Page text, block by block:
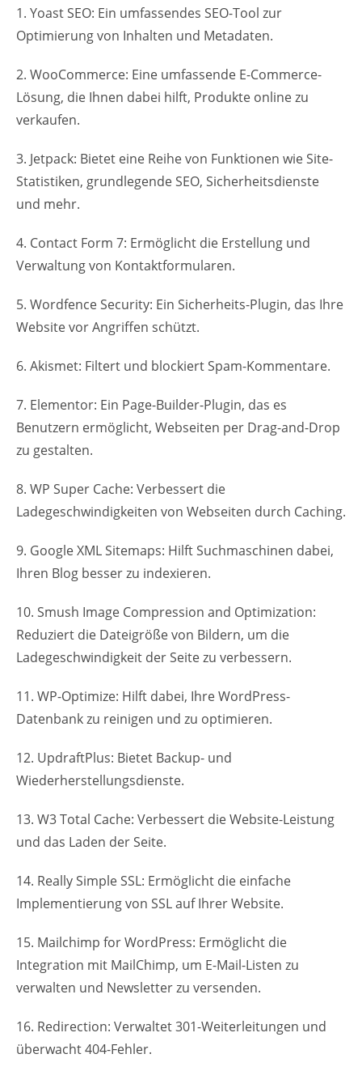
1. Yoast SEO: Ein umfassendes SEO-Tool zur
Optimierung von Inhalten und Metadaten.
2. WooCommerce: Eine umfassende E-Commerce-
Lösung, die Ihnen dabei hilft, Produkte online zu
verkaufen.
3. Jetpack: Bietet eine Reihe von Funktionen wie Site-
Statistiken, grundlegende SEO, Sicherheitsdienste
und mehr.
4. Contact Form 7: Ermöglicht die Erstellung und
Verwaltung von Kontaktformularen.
5. Wordfence Security: Ein Sicherheits-Plugin, das Ihre
Website vor Angriffen schützt.
6. Akismet: Filtert und blockiert Spam-Kommentare.
7. Elementor: Ein Page-Builder-Plugin, das es
Benutzern ermöglicht, Webseiten per Drag-and-Drop
zu gestalten.
8. WP Super Cache: Verbessert die
Ladegeschwindigkeiten von Webseiten durch Caching.
9. Google XML Sitemaps: Hilft Suchmaschinen dabei,
Ihren Blog besser zu indexieren.
10. Smush Image Compression and Optimization:
Reduziert die Dateigröße von Bildern, um die
Ladegeschwindigkeit der Seite zu verbessern.
11. WP-Optimize: Hilft dabei, Ihre WordPress-
Datenbank zu reinigen und zu optimieren.
12. UpdraftPlus: Bietet Backup- und
Wiederherstellungsdienste.
13. W3 Total Cache: Verbessert die Website-Leistung
und das Laden der Seite.
14. Really Simple SSL: Ermöglicht die einfache
Implementierung von SSL auf Ihrer Website.
15. Mailchimp for WordPress: Ermöglicht die
Integration mit MailChimp, um E-Mail-Listen zu
verwalten und Newsletter zu versenden.
16. Redirection: Verwaltet 301-Weiterleitungen und
überwacht 404-Fehler.